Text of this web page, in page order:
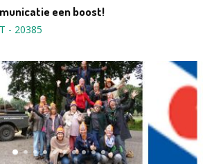
een boost!
- 20385